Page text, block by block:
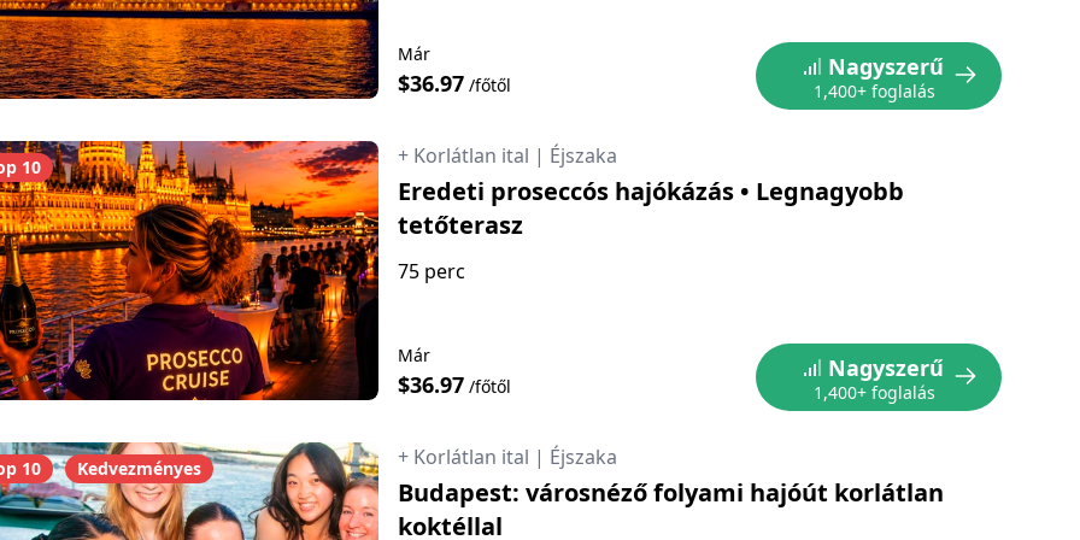
Már
$36.97/főtől
Nagyszerű
1,400+ foglalás
10 + Korlátlan ital | Éjszaka
Eredeti proseccós hajókázás • Legnagyobb
tetőterasz
75 perc
Már
$36.97/főtől
Nagyszerű
1,400+ foglalás
10 Kedvezményes + Korlátlan ital | Éjszaka
Budapest: városnéző folyami hajóút korlátlan
koktéllal